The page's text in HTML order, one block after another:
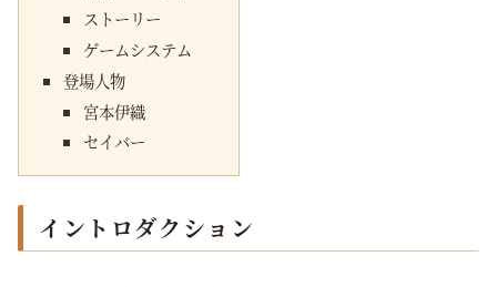
ストーリー
ゲームシステム
登場人物
宮本伊織
セイバー
イントロダクション